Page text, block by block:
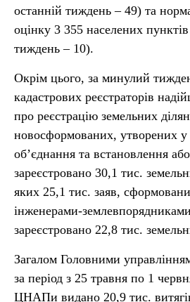
останній тиждень – 49) та
оцінку 3 355 населених
тиждень – 10).
Окрім цього, за минулий
кадастрових реєстраторів
про реєстрацію земельних
новосформованих, утворених у
об’єднання та встановлення
зареєстровано 30,1 тис.
яких 25,1 тис. заяв,
інженерами-
зареєстровано 22,8 тис.
Загалом Головними
за період з 25 травня по 1
ЦНАПи видано 20,9 тис.